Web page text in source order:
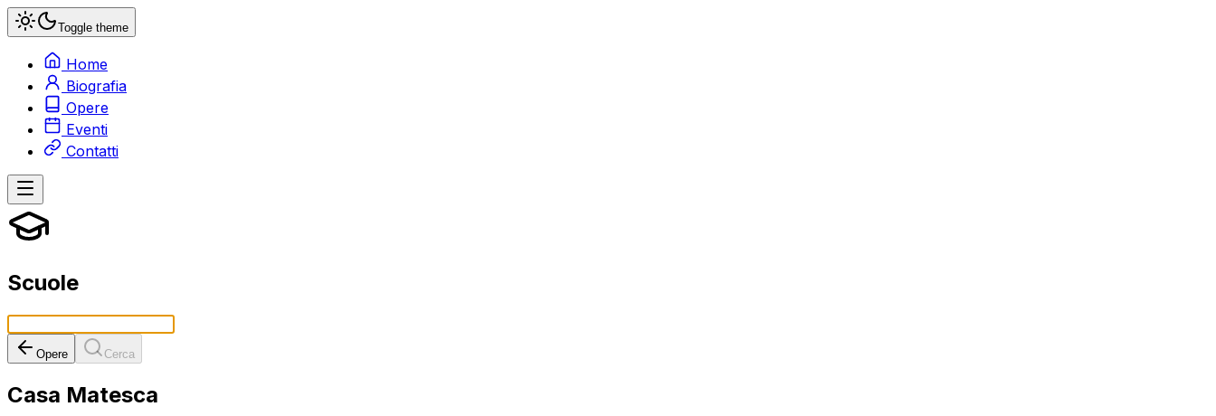
Toggle theme
Home
Biografia
Opere
Eventi
Contatti
Scuole
Opere Cerca
Casa Matesca